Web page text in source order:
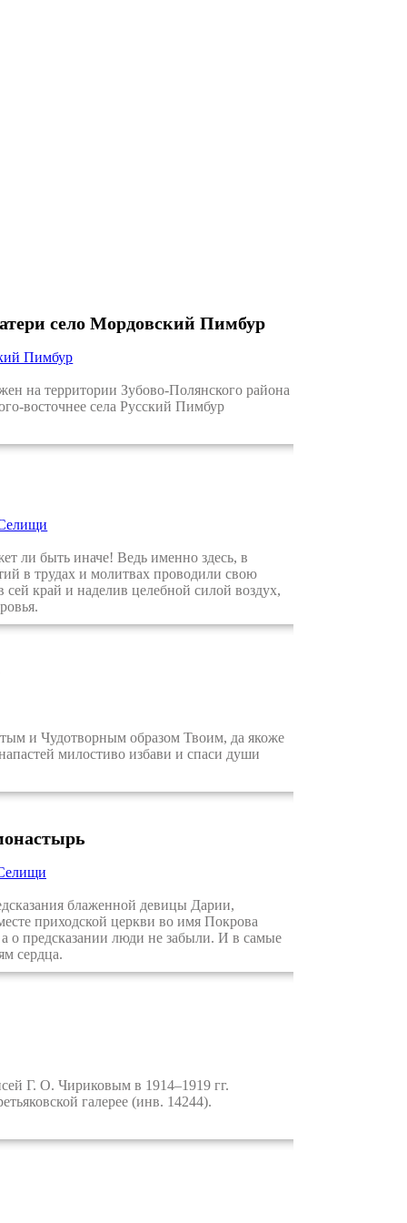
село Мордовский Пимбур
Пимбур
на территории Зубово-Полянского района
восточнее села Русский Пимбур
ли быть иначе! Ведь именно здесь, в
в трудах и молитвах проводили свою
край и наделив целебной силой воздух,
и Чудотворным образом Твоим, да якоже
милостиво избави и спаси души
блаженной девицы Дарии,
приходской церкви во имя Покрова
о предсказании люди не забыли. И в самые
сердца.
Г. О. Чириковым в 1914–1919 гг.
галерее (инв. 14244).